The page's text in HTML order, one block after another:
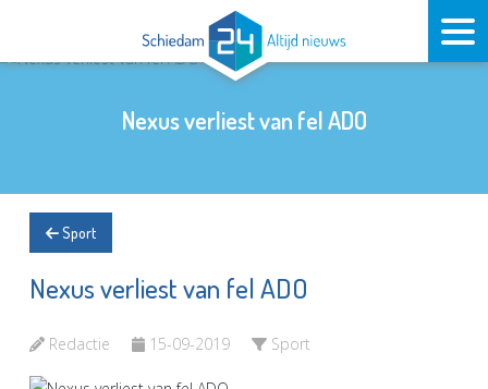
Nexus verliest van fel ADO
Sport
Nexus verliest van fel ADO
Redactie 15-09-2019 Sport